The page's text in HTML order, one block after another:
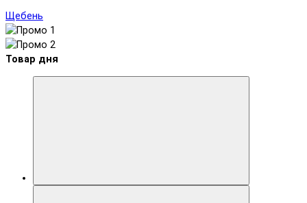
Щебень
Товар дня